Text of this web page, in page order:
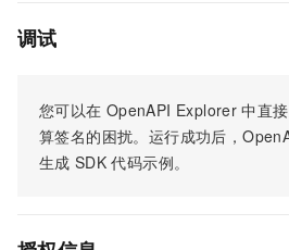
调试
您可以在 OpenAPI Explorer 中直
算签名的困扰。运行成功后，
生成 SDK 代码示例。